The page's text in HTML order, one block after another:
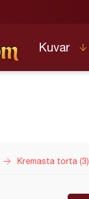
Kuvar
Kremasta torta (3)